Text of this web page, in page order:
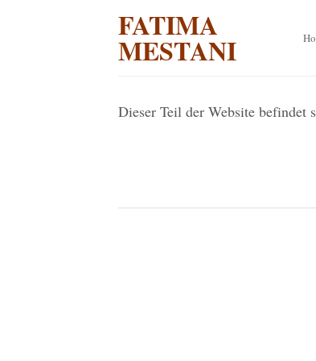
FATIMA
MESTANI
Dieser Teil der Website befindet